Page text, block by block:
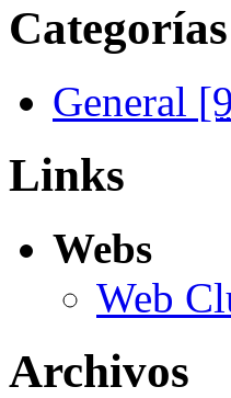
Categorías
General
Links
Webs
Web
Archivos